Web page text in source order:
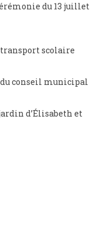
du 13 juillet
scolaire
conseil municipal
d’Élisabeth et